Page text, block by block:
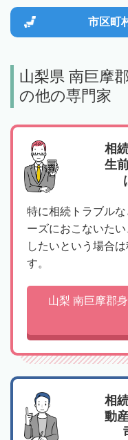
市区町
山梨県 南巨摩
の他の専門家
相
生
特に相続トラブル
ーズにおこないた
したいという場合
す。
山梨 南巨摩郡
相
動